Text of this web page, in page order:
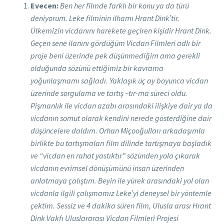
Evecen:Ben her filmde farklı bir konu ya da türü
deniyorum. Leke filminin ilhamı Hrant Dink’tir.
Ülkemizin vicdanını harekete geçiren kişidir Hrant Dink.
Geçen sene ilanını gördüğüm Vicdan Filmleri adlı bir
proje beni üzerinde pek düşünmediğim ama gerekli
olduğunda sözünü ettiğimiz bir kavrama
yoğunlaşmamı sağladı. Yaklaşık üç ay boyunca vicdan
üzerinde sorgulama ve tartış –tır-ma süreci oldu.
Pişmanlık ile vicdan azabı arasındaki ilişkiye dair ya da
vicdanın somut olarak kendini nerede gösterdiğine dair
düşüncelere daldım. Orhan Miçooğulları arkadaşımla
birlikte bu tartışmaları film dilinde tartışmaya başladık
ve “vicdan en rahat yastıktır” sözünden yola çıkarak
vicdanın evrimsel dönüşümünü insan üzerinden
anlatmaya çalıştım. Beyin ile yürek arasındaki yol olan
vicdanla ilgili çalışmamız Leke’yi deneysel bir yöntemle
çektim. Sessiz ve 4 dakika süren film, Ulusla arası Hrant
Dink Vakfı Uluslararası Vicdan Filmleri Projesi